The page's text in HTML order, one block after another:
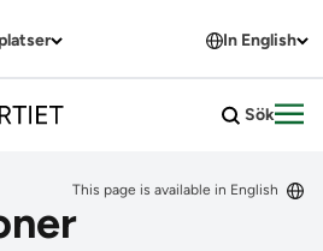
In English
Sök
This page is available in English